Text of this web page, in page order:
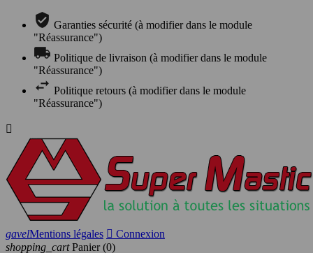
Garanties sécurité (à modifier dans le module
"Réassurance")
Politique de livraison (à modifier dans le module
"Réassurance")
Politique retours (à modifier dans le module
"Réassurance")

gavelMentions légales  Connexion
shopping_cart Panier (0)